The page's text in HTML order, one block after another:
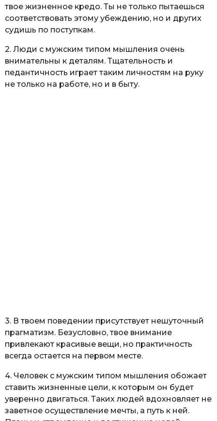
твое жизненное кредо. Ты не только пытаешься
соответствовать этому убеждению, но и других
судишь по поступкам.
2. Люди с мужским типом мышления очень
внимательны к деталям. Тщательность и
педантичность играет таким личностям на руку
не только на работе, но и в быту.
3. В твоем поведении присутствует нешуточный
прагматизм. Безусловно, твое внимание
привлекают красивые вещи, но практичность
всегда остается на первом месте.
4. Человек с мужским типом мышления обожает
ставить жизненные цели, к которым он будет
уверенно двигаться. Таких людей вдохновляет не
заветное осуществление мечты, а путь к ней.